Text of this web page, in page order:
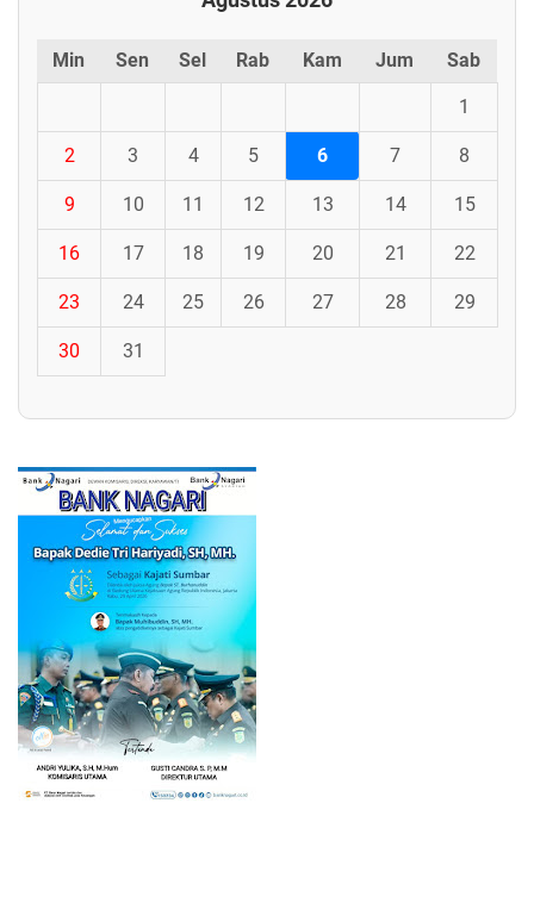
Min Sen Sel Rab Kam Jum Sab
1
2 3 4 5 6 7 8
9 10 11 12 13 14 15
16 17 18 19 20 21 22
23 24 25 26 27 28 29
30 31